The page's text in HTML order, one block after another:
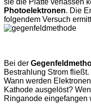
sie die Platte verlassen
Photoelektronen. Die
folgendem Versuch
Bei der
Bestrahlung Strom fließt.
Wann werden
Kathode ausgelöst?
Ringanode eingefangen